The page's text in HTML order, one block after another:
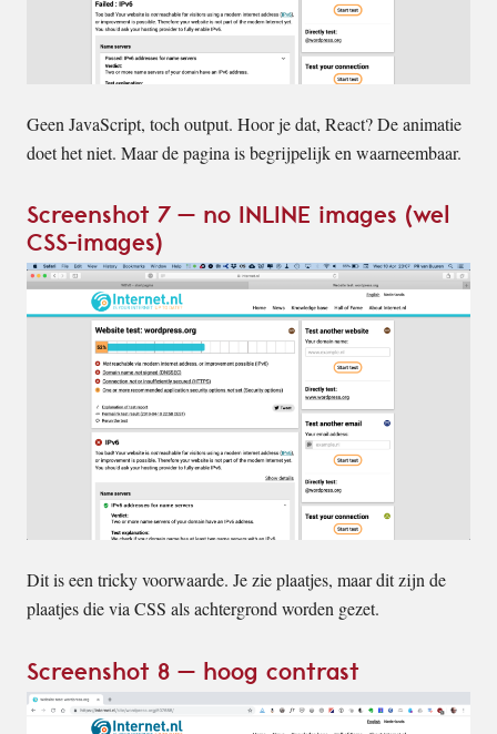
Geen JavaScript, toch output. Hoor je dat, React? De animatie
doet het niet. Maar de pagina is begrijpelijk en waarneembaar.
Screenshot 7 – no INLINE images (wel
CSS-images)
Dit is een tricky voorwaarde. Je zie plaatjes, maar dit zijn de
plaatjes die via CSS als achtergrond worden gezet.
Screenshot 8 – hoog contrast